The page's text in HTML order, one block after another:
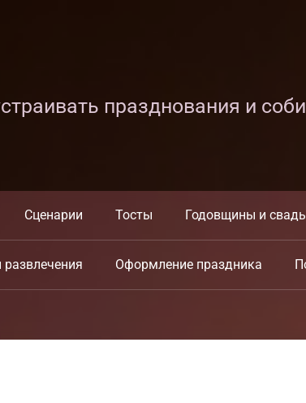
празднования и
Сценарии Тосты Годовщины и
Оформление праздника